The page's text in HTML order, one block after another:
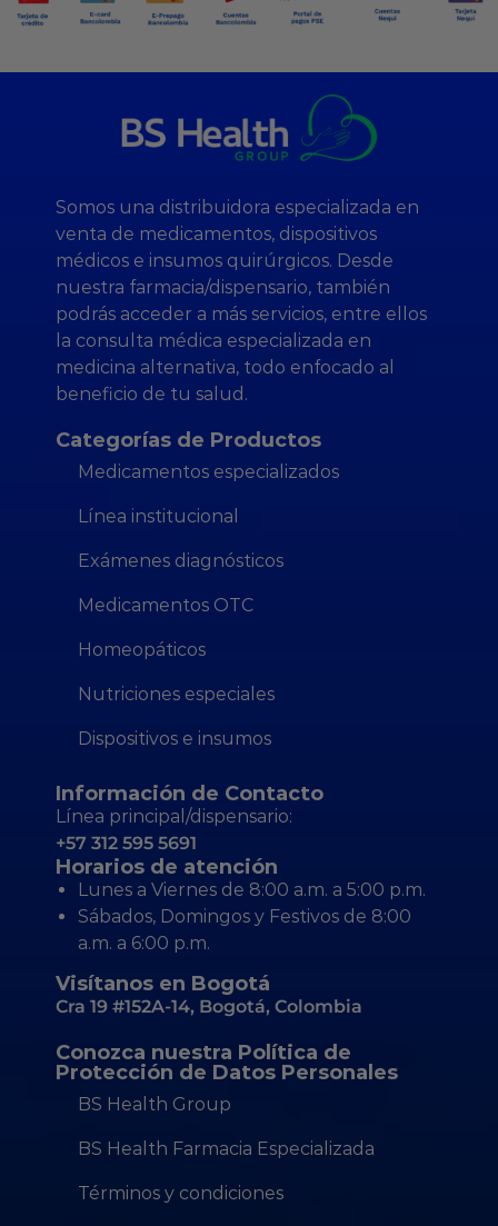
Somos una distribuidora especializada en
venta de medicamentos, dispositivos
médicos e insumos quirúrgicos. Desde
nuestra farmacia/dispensario, también
podrás acceder a más servicios, entre ellos
la consulta médica especializada en
medicina alternativa, todo enfocado al
beneficio de tu salud.
Categorías de Productos
Medicamentos especializados
Línea institucional
Exámenes diagnósticos
Medicamentos OTC
Homeopáticos
Nutriciones especiales
Dispositivos e insumos
Información de Contacto
Línea principal/dispensario:
+57 312 595 5691
Horarios de atención
Lunes a Viernes de 8:00 a.m. a 5:00 p.m.
Sábados, Domingos y Festivos de 8:00
a.m. a 6:00 p.m.
Visítanos en Bogotá
Cra 19 #152A-14, Bogotá, Colombia
Conozca nuestra Política de
Protección de Datos Personales
BS Health Group
BS Health Farmacia Especializada
Términos y condiciones